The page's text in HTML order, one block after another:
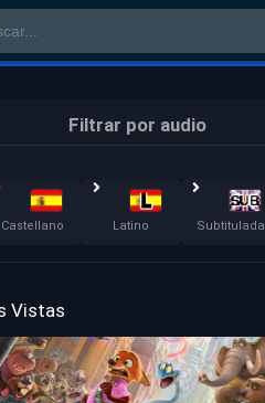
Filtrar por audio
Castellano Latino Subtitulada
Vistas